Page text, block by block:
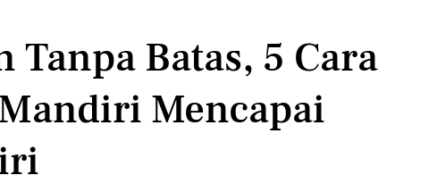
Tanpa Batas, 5 Cara
Mencapai